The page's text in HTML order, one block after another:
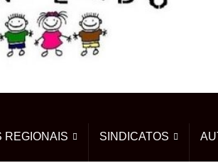
REGIONAIS SINDICATOS